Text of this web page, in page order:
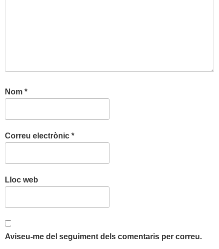
Nom *
Correu electrònic *
Lloc web
Aviseu-me del seguiment dels comentaris per correu.